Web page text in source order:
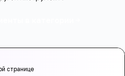
странице